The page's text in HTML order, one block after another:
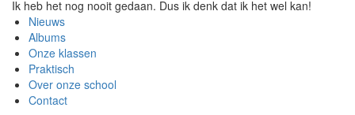
Ik heb het nog nooit gedaan. Dus ik denk dat ik het wel kan!
Main
navigation
Nieuws
Albums
Onze klassen
Praktisch
Over onze school
Contact